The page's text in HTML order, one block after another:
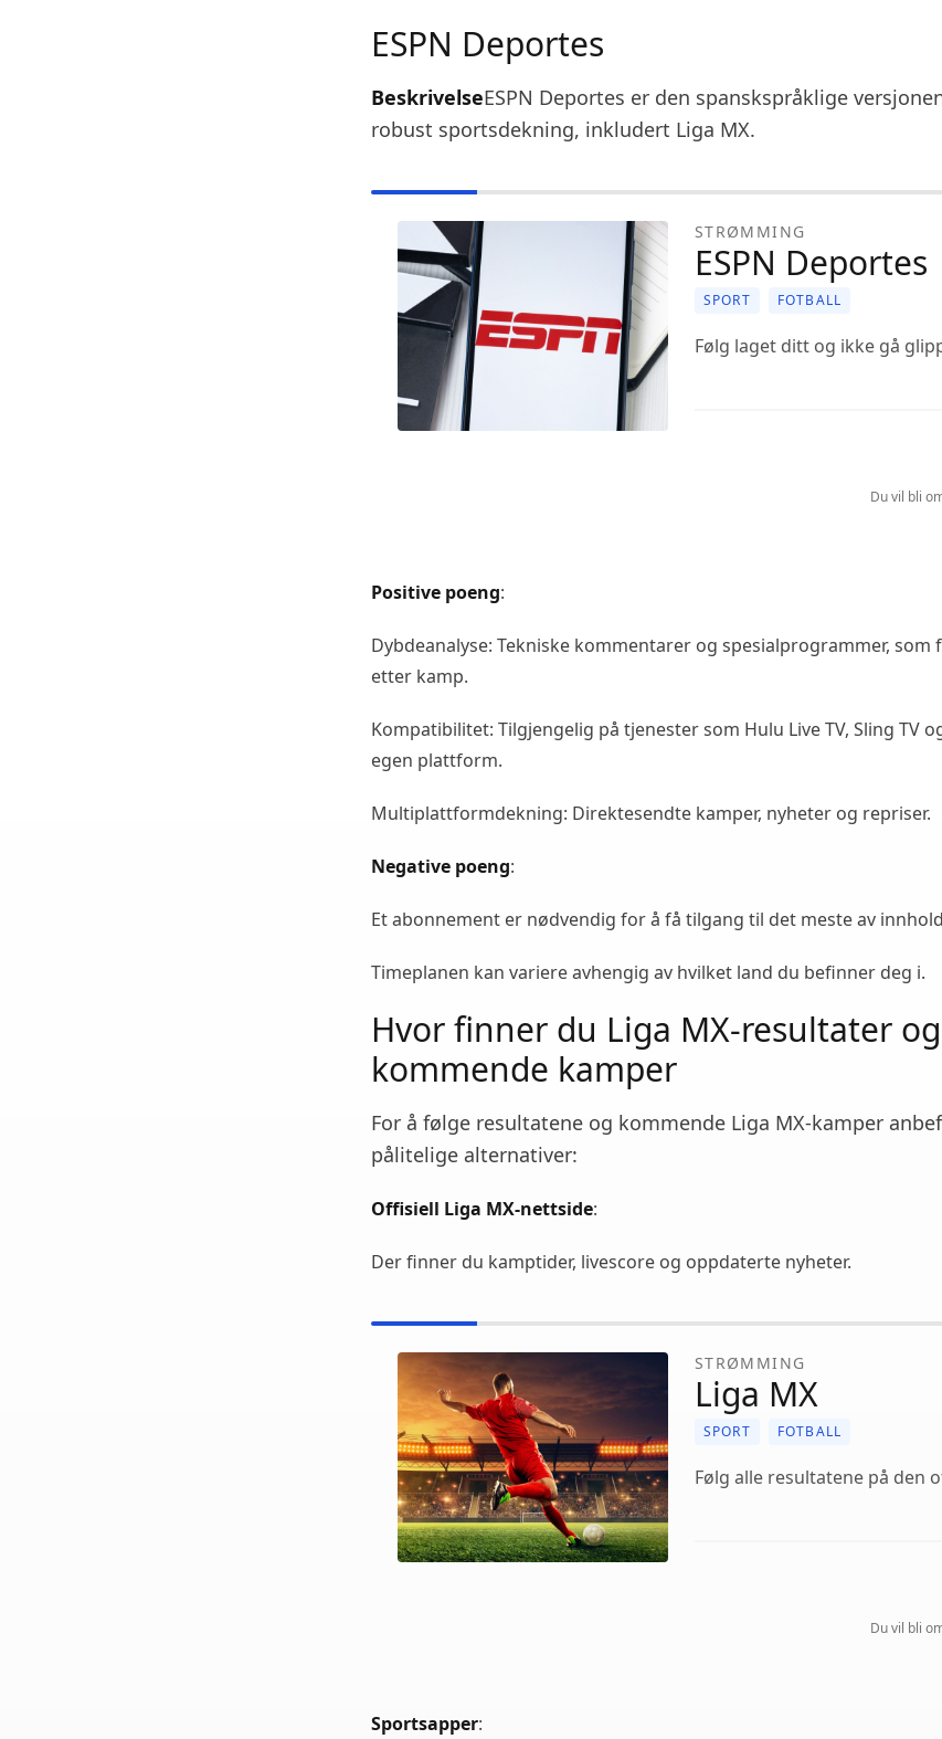
ESPN Deportes
BeskrivelseESPN Deportes er den spanskspråklige
robust sportsdekning, inkludert Liga MX.
STRØMMING
ESPN Deportes
SPORT FOTBALL
Følg laget ditt og ikke gå
Du vil bli
Positive poeng:
Dybdeanalyse: Tekniske kommentarer og spesialprogrammer, som
etter kamp.
Kompatibilitet: Tilgjengelig på tjenester som Hulu Live TV, Sling TV
egen plattform.
Multiplattformdekning: Direktesendte kamper, nyheter og repriser.
Negative poeng:
Et abonnement er nødvendig for å få tilgang til det meste av
Timeplanen kan variere avhengig av hvilket land du befinner deg i.
Hvor finner du Liga MX-resultater og
kommende kamper
For å følge resultatene og kommende Liga MX-kamper
pålitelige alternativer:
Offisiell Liga MX-nettside:
Der finner du kamptider, livescore og oppdaterte nyheter.
STRØMMING
Liga MX
SPORT FOTBALL
Følg alle resultatene på den
Du vil bli
Sportsapper: